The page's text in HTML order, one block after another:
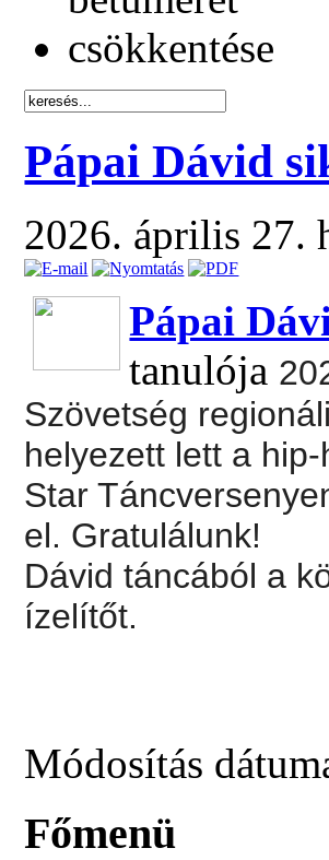
Pápai Dávid
2026. április 27.
Pápai
tanulója
Szövetség
helyezett lett a
Star
el. Gratulálunk!
Dávid táncából a
ízelítőt.
Módosítás
Főmenü